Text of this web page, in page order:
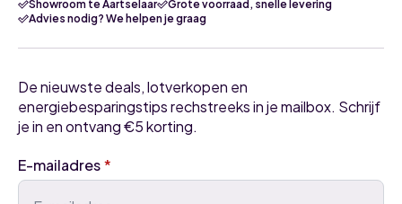
Showroom te Aartselaar
Grote voorraad, snelle levering
Advies nodig? We helpen je graag
De nieuwste deals, lotverkopen en
energiebesparingstips rechstreeks in je mailbox. Schrijf
je in en ontvang €5 korting.
E-mailadres*